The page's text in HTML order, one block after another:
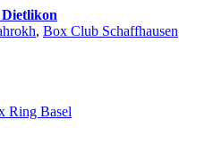
, Box Club Schaffhausen
Ring Basel